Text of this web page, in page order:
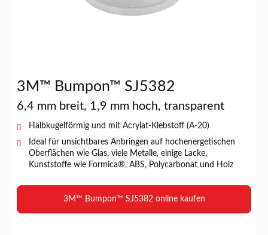
3M™ Bumpon™ SJ5382
6,4 mm breit, 1,9 mm hoch, transparent
Halbkugelförmig und mit Acrylat-Klebstoff (A-20)
Ideal für unsichtbares Anbringen auf hochenergetischen
Oberflächen wie Glas, viele Metalle, einige Lacke,
Kunststoffe wie Formica®, ABS, Polycarbonat und Holz
3M™ Bumpon™ SJ5382 online kaufen